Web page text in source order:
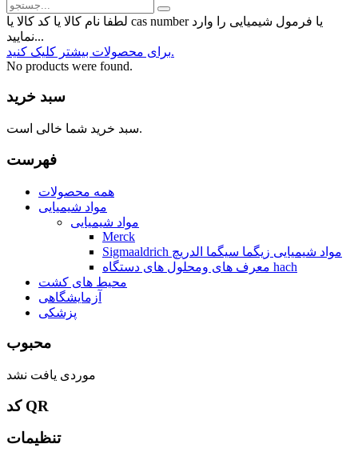
لطفا نام کالا یا کد کالا یا cas number یا فرمول شیمیایی را وارد
نمایید...
برای محصولات بیشتر کلیک کنید.
No products were found.
سبد خرید
سبد خرید شما خالی است.
فهرست
همه محصولات
مواد شیمیایی
مواد شیمیایی
Merck
Sigmaaldrich مواد شیمیایی زیگما سیگما الدریچ
معرف های ومحلول های دستگاه hach
محیط های کشت
آزمایشگاهی
پزشکی
محبوب
موردی یافت نشد
کد QR
تنظیمات